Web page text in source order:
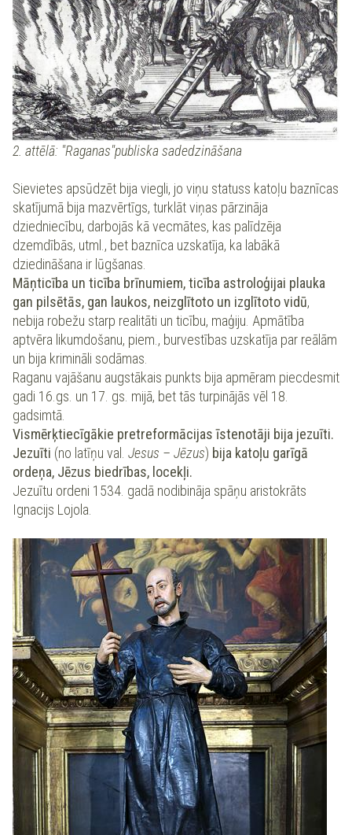
2. attēlā: "Raganas"publiska sadedzināšana
Sievietes apsūdzēt bija viegli, jo viņu statuss katoļu baznīcas
skatījumā bija mazvērtīgs, turklāt viņas pārzināja
dziedniecību, darbojās kā vecmātes, kas palīdzēja
dzemdībās, utml., bet baznīca uzskatīja, ka labākā
dziedināšana ir lūgšanas.
Māņticība un ticība brīnumiem, ticība astroloģijai plauka
gan pilsētās, gan laukos, neizglītoto un izglītoto vidū,
nebija robežu starp realitāti un ticību, maģiju. Apmātība
aptvēra likumdošanu, piem., burvestības uzskatīja par reālām
un bija krimināli sodāmas.
Raganu vajāšanu augstākais punkts bija apmēram piecdesmit
gadi 16.gs. un 17. gs. mijā, bet tās turpinājās vēl 18.
gadsimtā.
Vismērķtiecīgākie pretreformācijas īstenotāji bija jezuīti.
Jezuīti (no latīņu val. Jesus – Jēzus) bija katoļu garīgā
ordeņa, Jēzus biedrības, locekļi.
Jezuītu ordeni 1534. gadā nodibināja spāņu aristokrāts
Ignacijs Lojola.